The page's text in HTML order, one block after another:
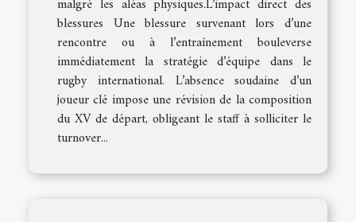
malgré les aléas physiques.L’impact direct des
blessures Une blessure survenant lors d’une
rencontre ou à l’entraînement bouleverse
immédiatement la stratégie d’équipe dans le
rugby international. L’absence soudaine d’un
joueur clé impose une révision de la composition
du XV de départ, obligeant le staff à solliciter le
turnover...